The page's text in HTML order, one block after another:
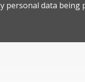
personal data being